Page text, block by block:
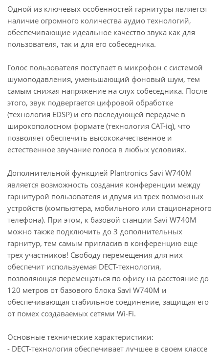
Одной из ключевых особенностей гарнитуры является
наличие огромного количества аудио технологий,
обеспечивающие идеальное качество звука как для
пользователя, так и для его собеседника.
Голос пользователя поступает в микрофон с системой
шумоподавления, уменьшающий фоновый шум, тем
самым снижая напряжение на слух собеседника. После
этого, звук подвергается цифровой обработке
(технология EDSP) и его последующей передаче в
широкополосном формате (технология CAT-iq), что
позволяет обеспечить высококачественное и
естественное звучание голоса в любых условиях.
Дополнительной функцией Plantronics Savi W740M
является возможность создания конференции между
гарнитурой пользователя и двумя из трех возможных
устройств (компьютера, мобильного или стационарного
телефона). При этом, к базовой станции Savi W740M
можно также подключить до 3 дополнительных
гарнитур, тем самым пригласив в конференцию еще
трех участников! Свободу перемещения для них
обеспечит используемая DECT-технология,
позволяющая перемещаться по офису на расстояние до
120 метров от базового блока Savi W740M и
обеспечивающая стабильное соединение, защищая его
от помех создаваемых сетями Wi-Fi.
Основные технические характеристики:
- DECT-технология обеспечивает лучшее в своем классе